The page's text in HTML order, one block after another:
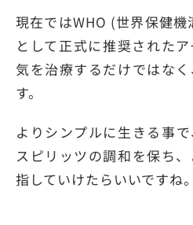
現在ではWHO (世界保健
として正式に推奨された
気を治療するだけではな
す。
よりシンプルに生きる事
スピリッツの調和を保ち
指していけたらいいですね。